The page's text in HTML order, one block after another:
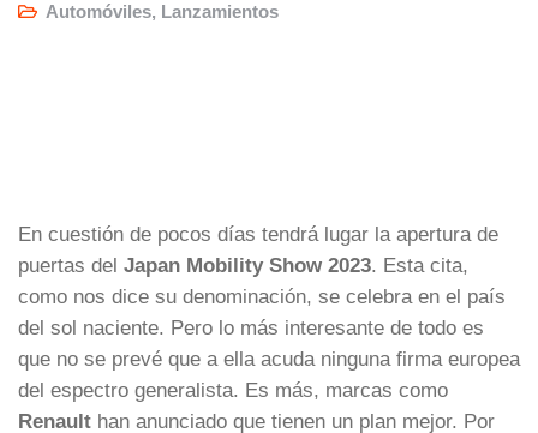
Automóviles, Lanzamientos
En cuestión de pocos días tendrá lugar la apertura de
puertas del Japan Mobility Show 2023. Esta cita,
como nos dice su denominación, se celebra en el país
del sol naciente. Pero lo más interesante de todo es
que no se prevé que a ella acuda ninguna firma europea
del espectro generalista. Es más, marcas como
Renault han anunciado que tienen un plan mejor. Por